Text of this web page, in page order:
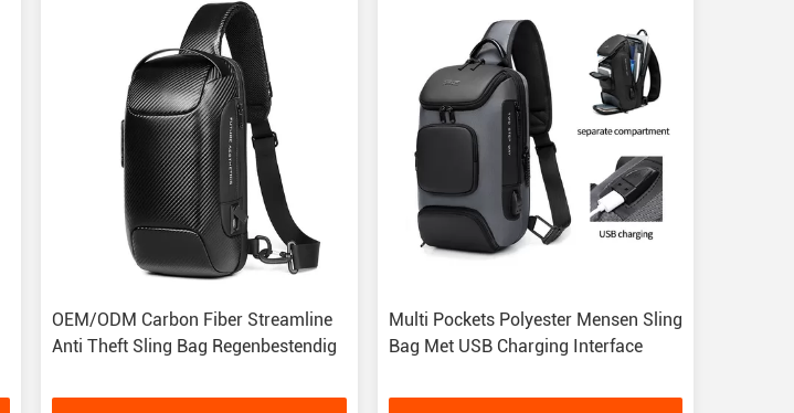
OEM/ODM Carbon Fiber Streamline
Anti Theft Sling Bag Regenbestendig
Multi Pockets Polyester Mensen Sling
Bag Met USB Charging Interface